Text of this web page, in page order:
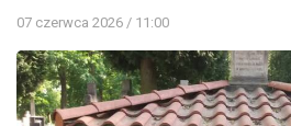
07 czerwca 2026 / 11:00